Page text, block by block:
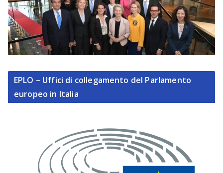
EPLO – Uffici di collegamento del Parlamento
europeo in Italia